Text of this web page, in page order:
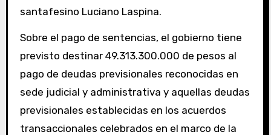
santafesino Luciano Laspina.
Sobre el pago de sentencias, el gobierno tiene
previsto destinar 49.313.300.000 de pesos al
pago de deudas previsionales reconocidas en
sede judicial y administrativa y aquellas deudas
previsionales establecidas en los acuerdos
transaccionales celebrados en el marco de la